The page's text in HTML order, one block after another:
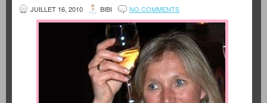
JUILLET 16, 2010 BIBI NO COMMENTS